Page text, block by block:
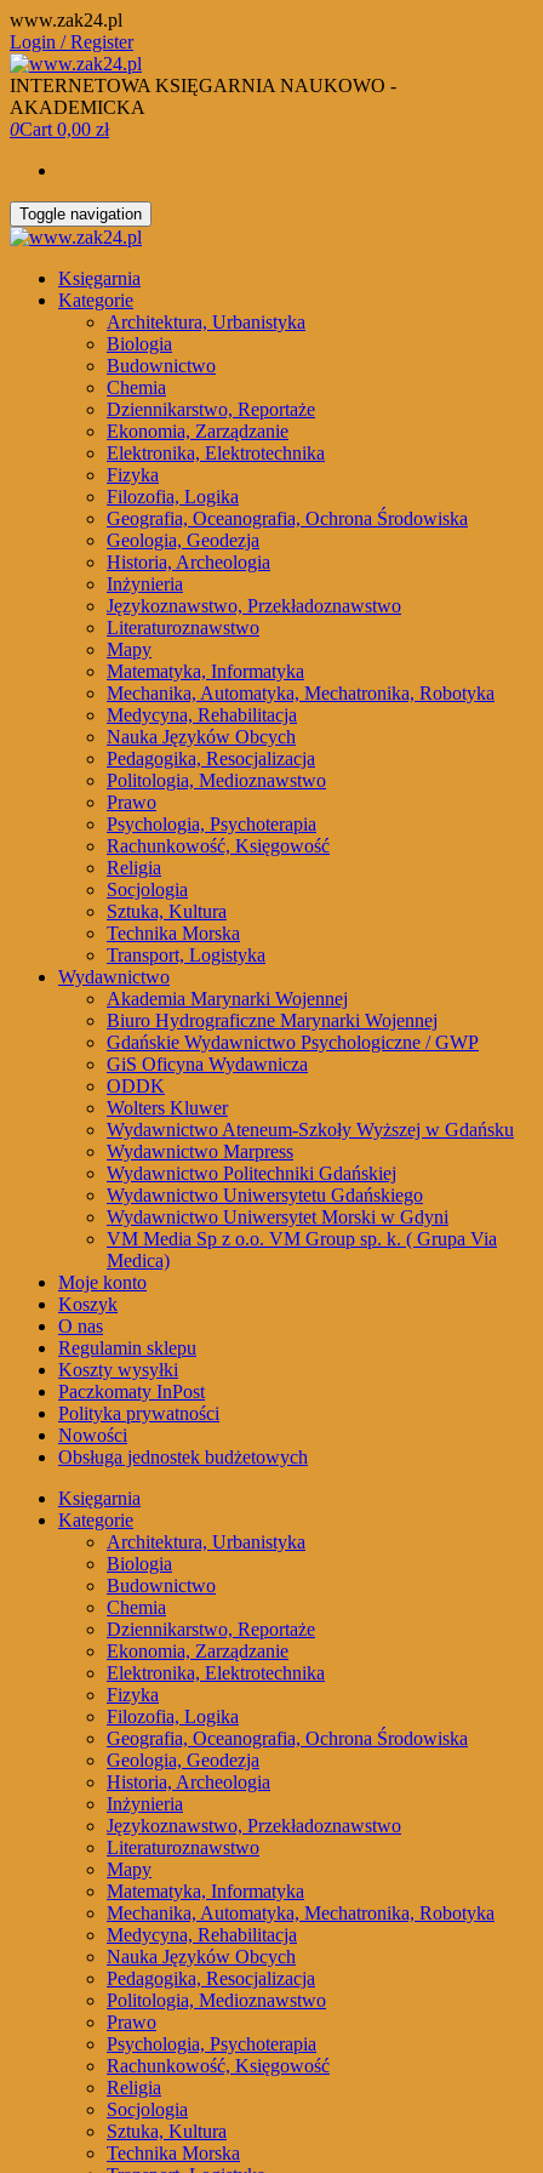
Skip
to
the
content
www.zak24.pl
Login / Register
INTERNETOWA KSIĘGARNIA NAUKOWO -
AKADEMICKA
0Cart 0,00 zł
Toggle navigation
Księgarnia
Kategorie
Architektura, Urbanistyka
Biologia
Budownictwo
Chemia
Dziennikarstwo, Reportaże
Ekonomia, Zarządzanie
Elektronika, Elektrotechnika
Fizyka
Filozofia, Logika
Geografia, Oceanografia, Ochrona Środowiska
Geologia, Geodezja
Historia, Archeologia
Inżynieria
Językoznawstwo, Przekładoznawstwo
Literaturoznawstwo
Mapy
Matematyka, Informatyka
Mechanika, Automatyka, Mechatronika, Robotyka
Medycyna, Rehabilitacja
Nauka Języków Obcych
Pedagogika, Resocjalizacja
Politologia, Medioznawstwo
Prawo
Psychologia, Psychoterapia
Rachunkowość, Księgowość
Religia
Socjologia
Sztuka, Kultura
Technika Morska
Transport, Logistyka
Wydawnictwo
Akademia Marynarki Wojennej
Biuro Hydrograficzne Marynarki Wojennej
Gdańskie Wydawnictwo Psychologiczne / GWP
GiS Oficyna Wydawnicza
ODDK
Wolters Kluwer
Wydawnictwo Ateneum-Szkoły Wyższej w Gdańsku
Wydawnictwo Marpress
Wydawnictwo Politechniki Gdańskiej
Wydawnictwo Uniwersytetu Gdańskiego
Wydawnictwo Uniwersytet Morski w Gdyni
VM Media Sp z o.o. VM Group sp. k. ( Grupa Via
Medica)
Moje konto
Koszyk
O nas
Regulamin sklepu
Koszty wysyłki
Paczkomaty InPost
Polityka prywatności
Nowości
Obsługa jednostek budżetowych
Księgarnia
Kategorie
Architektura, Urbanistyka
Biologia
Budownictwo
Chemia
Dziennikarstwo, Reportaże
Ekonomia, Zarządzanie
Elektronika, Elektrotechnika
Fizyka
Filozofia, Logika
Geografia, Oceanografia, Ochrona Środowiska
Geologia, Geodezja
Historia, Archeologia
Inżynieria
Językoznawstwo, Przekładoznawstwo
Literaturoznawstwo
Mapy
Matematyka, Informatyka
Mechanika, Automatyka, Mechatronika, Robotyka
Medycyna, Rehabilitacja
Nauka Języków Obcych
Pedagogika, Resocjalizacja
Politologia, Medioznawstwo
Prawo
Psychologia, Psychoterapia
Rachunkowość, Księgowość
Religia
Socjologia
Sztuka, Kultura
Technika Morska